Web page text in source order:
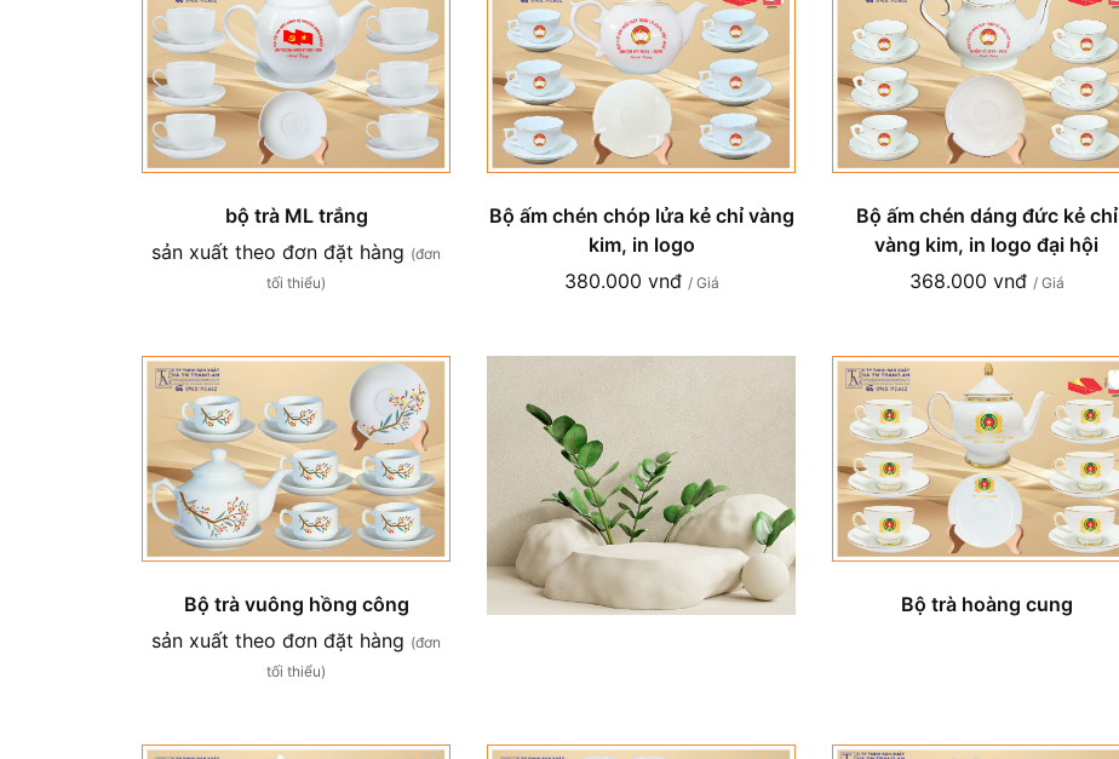
bộ trà ML trắng
sản xuất theo đơn đặt hàng (đơn
tối thiểu)
Bộ ấm chén chóp lửa kẻ chỉ vàng
kim, in logo
380.000 vnđ / Giá
Bộ ấm chén dáng đức kẻ chỉ
vàng kim, in logo đại hội
368.000 vnđ / Giá
Bộ trà vuông hồng công
sản xuất theo đơn đặt hàng (đơn
tối thiểu)
Bộ trà hoàng cung